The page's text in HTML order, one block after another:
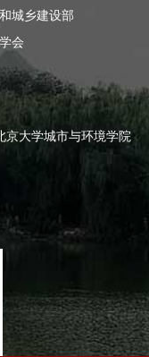
城乡建设部
会
京大学城市与环境学院